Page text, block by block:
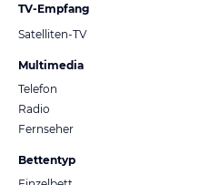
TV-Empfang
Satelliten-TV
Multimedia
Telefon
Radio
Fernseher
Bettentyp